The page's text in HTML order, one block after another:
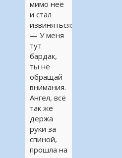
мимо неё
и стал
извиняться:
— У меня
тут
бардак,
ты не
обращай
внимания.
Ангел, всё
так же
держа
руки за
спиной,
прошла на